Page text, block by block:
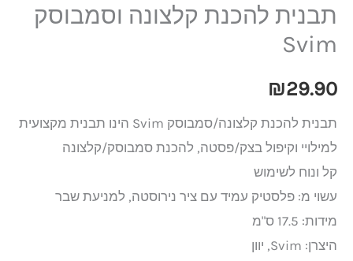
תבנית להכנת קלצונה וסמבוסק
Svim
₪29.90
תבנית להכנת קלצונה/סמבוסק Svim הינו תבנית מקצועית
למילויי וקיפול בצק/פסטה, להכנת סמבוסק/קלצונה
קל ונוח לשימוש
עשוי מ: פלסטיק עמיד עם ציר נירוסטה, למניעת שבר
מידות: 17.5 ס"מ
היצרן: Svim, יוון